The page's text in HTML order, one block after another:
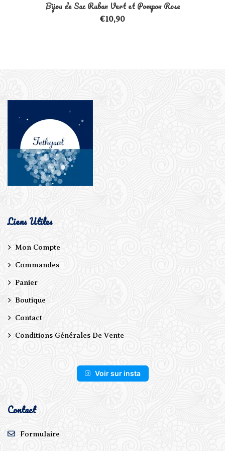
Bijou de Sac Ruban Vert et Pompon Rose
€10,90
Liens Utiles
Mon Compte
Commandes
Panier
Boutique
Contact
Conditions Générales De Vente
Voir sur insta
Contact
Formulaire